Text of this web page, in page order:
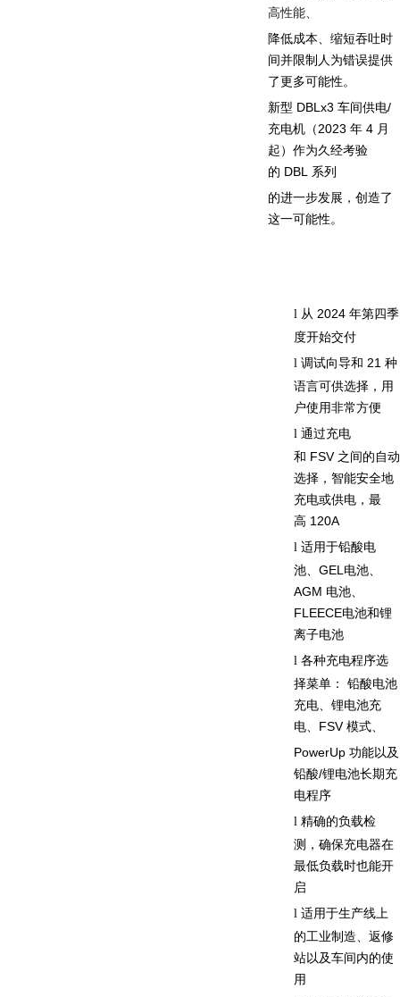
高性能、
降低成本、缩短吞吐时
间并限制人为错误提供
了更多可能性。
新型 DBLx3 车间供电/
充电机（2023 年 4 月
起）作为久经考验
的 DBL 系列
的进一步发展，创造了
这一可能性。
l 从 2024 年第四季
度开始交付
l 调试向导和 21 种
语言可供选择，用
户使用非常方便
l 通过充电
和 FSV 之间的自动
选择，智能安全地
充电或供电，最
高 120A
l 适用于铅酸电
池、 GEL电池、
AGM 电池、
FLEECE电池和锂
离子电池
l 各种充电程序选
择菜单：
铅酸电池
充电、锂电池充
电、 FSV模式、
PowerUp 功能以及
铅酸/锂电池长期充
电程序
l 精确的负载检
测，确保充电器在
最低负载时也能开
启
l 适用于生产线上
的工业制造、返修
站以及车间内的使
用